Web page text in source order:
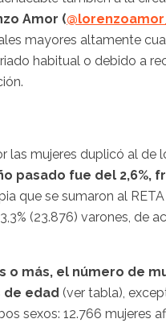
Amor (
mayores altamente
habitual o debido a
mujeres duplicó al de
fue del 2,6%,
que se sumaron al
(23.876) varones, de
o más, el número de
de edad (ver tabla),
sexos: 12.766 mujeres